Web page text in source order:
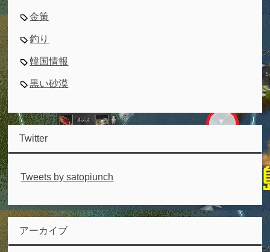
金策
釣り
韓国情報
黒い砂漠
Twitter
Tweets by satopiunch
アーカイブ